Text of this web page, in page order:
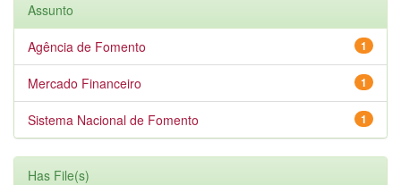
Assunto
1
Agência de Fomento
1
Mercado Financeiro
1
Sistema Nacional de Fomento
Has File(s)